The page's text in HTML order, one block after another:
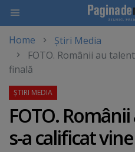
main
content
Home
Știri Media
FOTO. Românii au
finală
FOTO.
s-a calificat